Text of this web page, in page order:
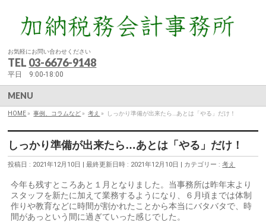
お気軽にお問い合わせください
TEL 03-6676-9148
平日 9:00-18:00
MENU
HOME » 事例、コラムなど » 考え » しっかり準備が出来たら…あとは「やる」だけ！
しっかり準備が出来たら…あとは「やる」だけ！
投稿日 : 2021年12月10日 最終更新日時 : 2021年12月10日 カテゴリー :考え
今年も残すところあと１月となりました。当事務所は昨年末より
スタッフを新たに加えて業務するようになり、６月頃までは体制
作りや教育などに時間が割かれたことから本当にバタバタで、時
間があっという間に過ぎていった感じでした。